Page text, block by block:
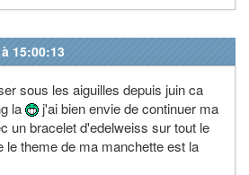
15:00:13
sous les aiguilles depuis juin ca
la
j'ai bien envie de continuer ma
un bracelet d'edelweiss sur tout le
le theme de ma manchette est la